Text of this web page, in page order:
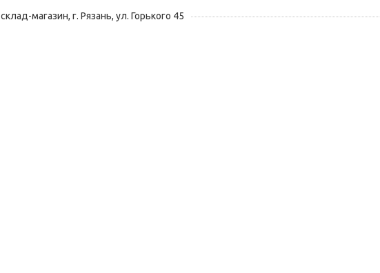
склад-магазин, г. Рязань, ул. Горького 45